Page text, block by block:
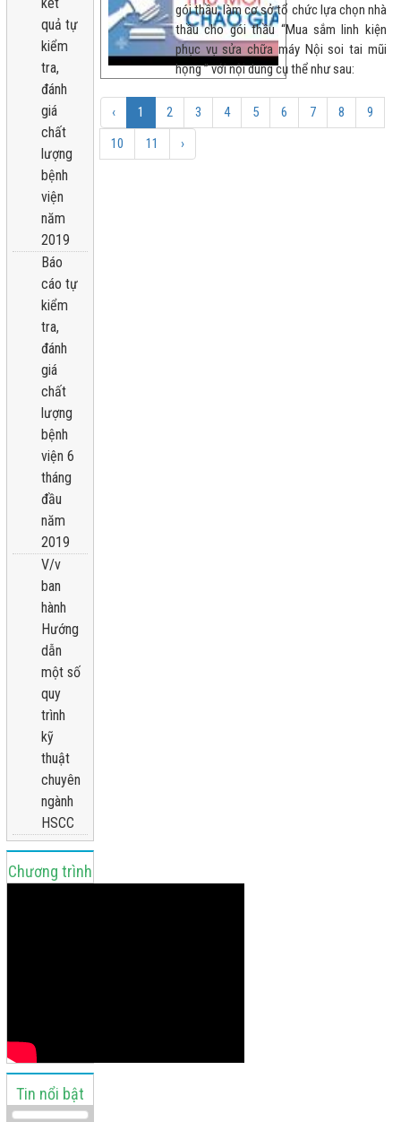
quả tự
kiểm
tra,
đánh
giá
chất
lượng
bệnh
viện
năm
2019
Báo
cáo tự
kiểm
tra,
đánh
giá
chất
lượng
bệnh
viện 6
tháng
đầu
năm
2019
V/v
ban
hành
Hướng
dẫn
một số
quy
trình
kỹ
thuật
chuyên
ngành
HSCC
Chương trình
Tin nổi bật
gói thầu, làm cơ sở tổ chức lựa chọn nhà
thầu cho gói thầu “Mua sắm linh kiện
phục vụ sửa chữa máy Nội soi tai mũi
họng ” với nội dung cụ thể như sau:
‹ 1 2 3 4 5 6 7 8
9
10
11 ›